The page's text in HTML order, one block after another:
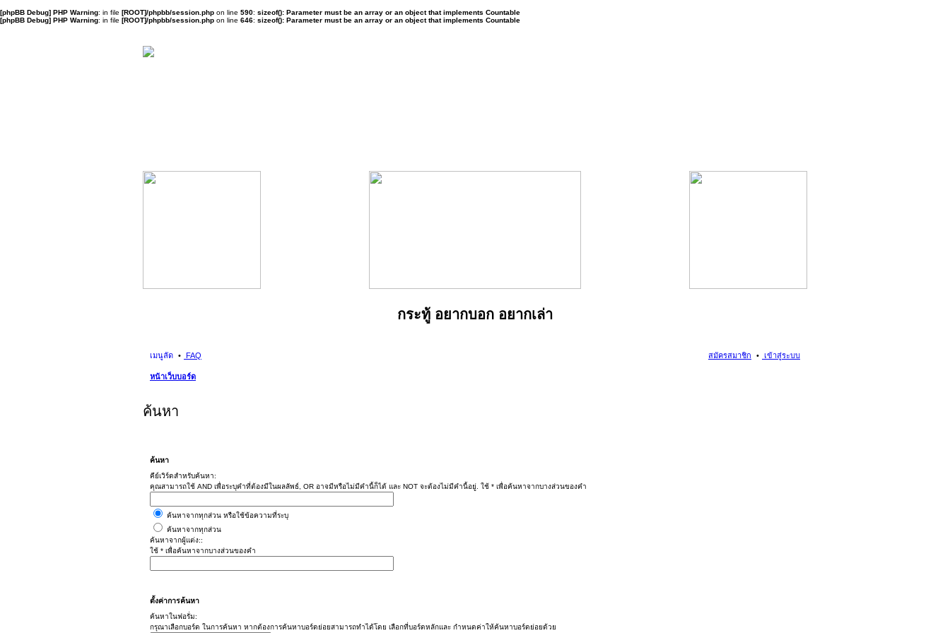
[phpBB Debug] PHP Warning: in file [ROOT]/phpbb/session.php on line 590: sizeof(): Parameter must be an array or an object that implements Countable
[phpBB Debug] PHP Warning: in file [ROOT]/phpbb/session.php on line 646: sizeof(): Parameter must be an array or an object that implements Countable
กระทู้ อยากบอก อยากเล่า
เมนูลัด FAQ เข้าสู่ระบบ
สมัครสมาชิก
หน้าเว็บบอร์ด
ค้นหา
ค้นหา
คีย์เวิร์ดสำหรับค้นหา:
คุณสามารถใช้ AND เพื่อระบุคำที่ต้องมีในผลลัพธ์, OR อาจมีหรือไม่มีคำนี้ก็ได้ และ NOT จะต้องไม่มีคำนี้อยู่. ใช้ * เพื่อค้นหาจากบางส่วนของคำ
ค้นหาจากทุกส่วน หรือใช้ข้อความที่ระบุ
ค้นหาจากทุกส่วน
ค้นหาจากผู้แต่ง::
ใช้ * เพื่อค้นหาจากบางส่วนของคำ
ตั้งค่าการค้นหา
ค้นหาในฟอรั่ม:
กรุณาเลือกบอร์ด ในการค้นหา หากต้องการค้นหาบอร์ดย่อยสามารถทำได้โดย เลือกที่บอร์ดหลักและ กำหนดค่าให้ค้นหาบอร์ดย่อยด้วย